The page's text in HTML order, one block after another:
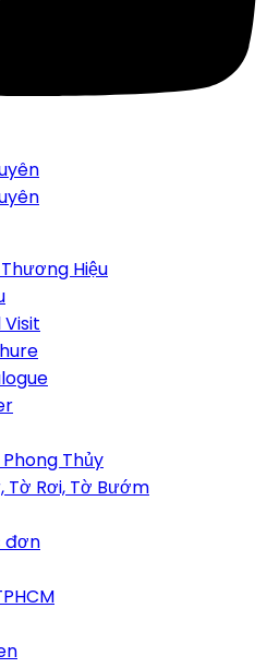
Hiệu
Visit
Thủy
Tờ Rơi, Tờ Bướm
đơn